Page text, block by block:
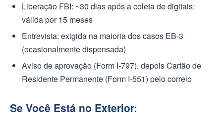
Liberação FBI: ~30 dias após a coleta de digitais;
válida por 15 meses
Entrevista: exigida na maioria dos casos EB-3
(ocasionalmente dispensada)
Aviso de aprovação (Form I-797), depois Cartão de
Residente Permanente (Form I-551) pelo correio
Se Você Está no Exterior: